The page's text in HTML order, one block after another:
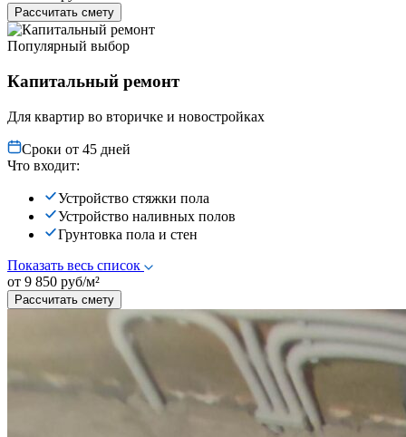
Рассчитать смету
Популярный выбор
Капитальный ремонт
Для квартир во вторичке и новостройках
Сроки от 45 дней
Что входит:
Устройство стяжки пола
Устройство наливных полов
Грунтовка пола и стен
Показать весь список
от 9 850 руб/м²
Рассчитать смету